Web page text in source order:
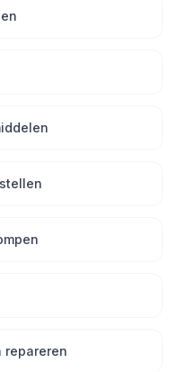
repareren